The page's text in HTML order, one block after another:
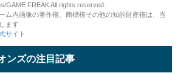
GAME FREAK All rights reserved.
ム内画像の著作権、商標権その他の知的財産権は、当
ます
サイト
ンズの注目記事